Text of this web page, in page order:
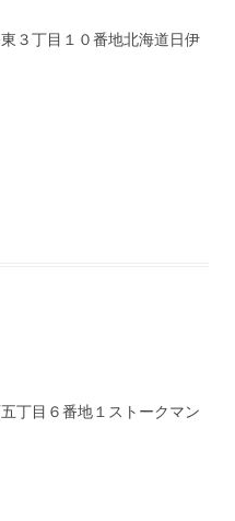
３丁目１０番地北海道日伊
丁目６番地１ストークマン